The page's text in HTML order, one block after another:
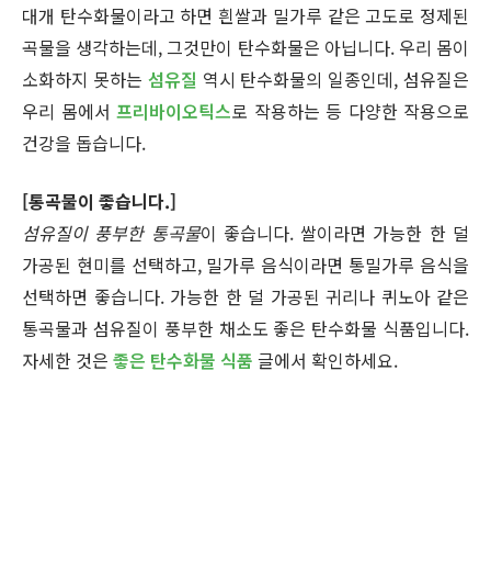
대개 탄수화물이라고 하면 흰쌀과 밀가루 같은 고도로 정제된
곡물을 생각하는데, 그것만이 탄수화물은 아닙니다. 우리 몸이
소화하지 못하는 섬유질 역시 탄수화물의 일종인데, 섬유질은
우리 몸에서 프리바이오틱스로 작용하는 등 다양한 작용으로
건강을 돕습니다.
[통곡물이 좋습니다.]
섬유질이 풍부한 통곡물이 좋습니다. 쌀이라면 가능한 한 덜
가공된 현미를 선택하고, 밀가루 음식이라면 통밀가루 음식을
선택하면 좋습니다. 가능한 한 덜 가공된 귀리나 퀴노아 같은
통곡물과 섬유질이 풍부한 채소도 좋은 탄수화물 식품입니다.
자세한 것은 좋은 탄수화물 식품 글에서 확인하세요.